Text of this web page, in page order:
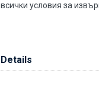
всички условия за
Details